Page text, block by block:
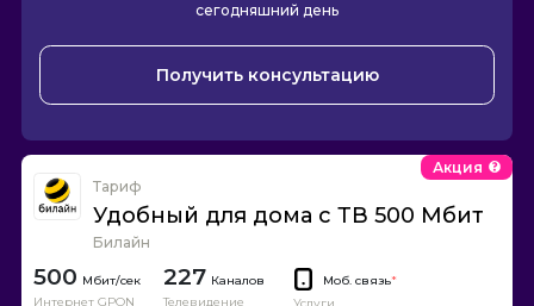
сегодняшний день
Получить консультацию
Тариф
Удобный для дома с ТВ 500 Мбит
Билайн
Акция
500
Интернет GPON
227 Каналов
Телевидение
Моб. связь*
Услуги